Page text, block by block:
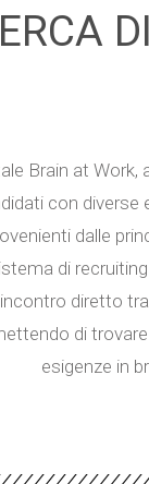
Brain at Work,
con diverse
dalle
di
diretto
di
esigenze in